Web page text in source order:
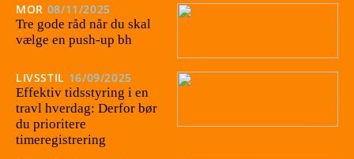
MOR 08/11/2025
Tre gode råd når du skal
vælge en push-up bh
LIVSSTIL 16/09/2025
Effektiv tidsstyring i en
travl hverdag: Derfor bør
du prioritere
timeregistrering